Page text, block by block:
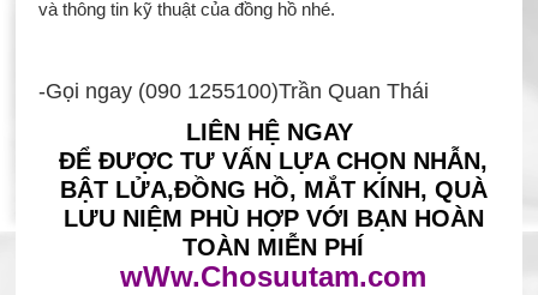
và thông tin kỹ thuật của đồng hồ nhé.
-Gọi ngay (090 1255100)Trần Quan Thái
LIÊN HỆ NGAY
ĐỂ ĐƯỢC TƯ VẤN LỰA CHỌN NHẪN,
BẬT LỬA,ĐỒNG HỒ, MẮT KÍNH, QUÀ
LƯU NIỆM PHÙ HỢP VỚI BẠN HOÀN
TOÀN MIỄN PHÍ
wWw.Chosuutam.com